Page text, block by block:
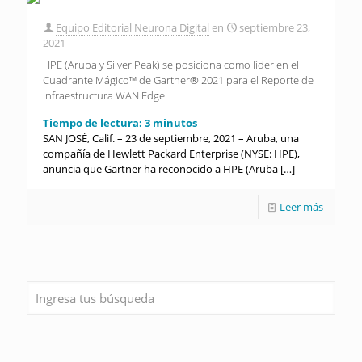
Equipo Editorial Neurona Digital en
septiembre 23,
2021
HPE (Aruba y Silver Peak) se posiciona como líder en el
Cuadrante Mágico™ de Gartner® 2021 para el Reporte de
Infraestructura WAN Edge
Tiempo de lectura: 3 minutos
SAN JOSÉ, Calif. – 23 de septiembre, 2021 – Aruba, una
compañía de Hewlett Packard Enterprise (NYSE: HPE),
anuncia que Gartner ha reconocido a HPE (Aruba […]
Leer más